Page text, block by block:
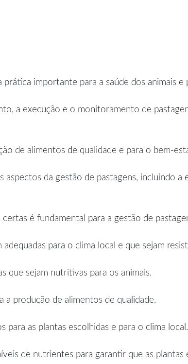
prática importante para a saúde dos animais
a execução e o monitoramento de
de alimentos de qualidade e para o bem-
da gestão de pastagens, incluindo a
certas é fundamental para a gestão de
para o clima local e que sejam
que sejam nutritivas para os animais.
a produção de alimentos de qualidade.
para as plantas escolhidas e para o clima local.
de nutrientes para garantir que as plantas